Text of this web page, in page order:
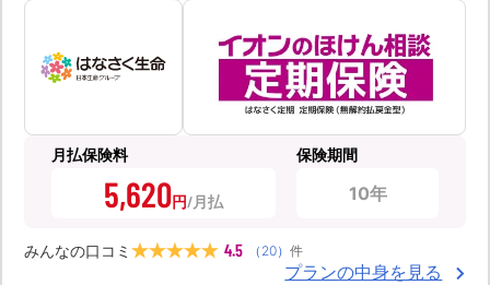
月払保険料
5,620円
保険期間
10年
みんなの口コミ 4.5 （ 20） 件
プランの中身を見る